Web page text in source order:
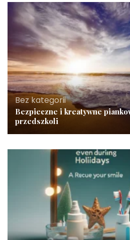
Bez kategorii
Bezpieczne i kreatywne
przedszkoli